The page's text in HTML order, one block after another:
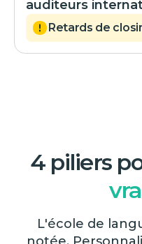
auditeurs
Retards de
4 piliers
L'école de